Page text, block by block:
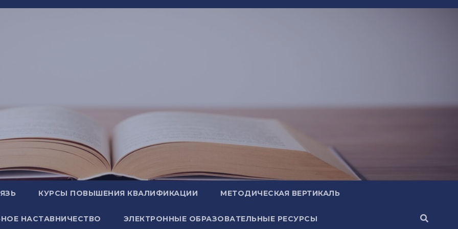
КУРСЫ ПОВЫШЕНИЯ КВАЛИФИКАЦИИ МЕТОДИЧЕСКАЯ ВЕРТИКАЛЬ
НАСТАВНИЧЕСТВО ЭЛЕКТРОННЫЕ ОБРАЗОВАТЕЛЬНЫЕ РЕСУРСЫ